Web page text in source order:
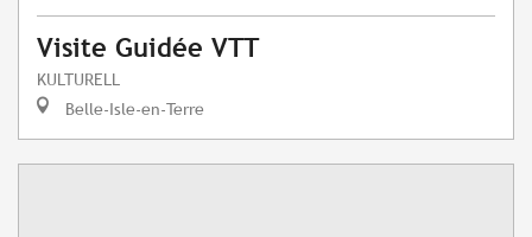
Visite Guidée VTT
KULTURELL
Belle-Isle-en-Terre